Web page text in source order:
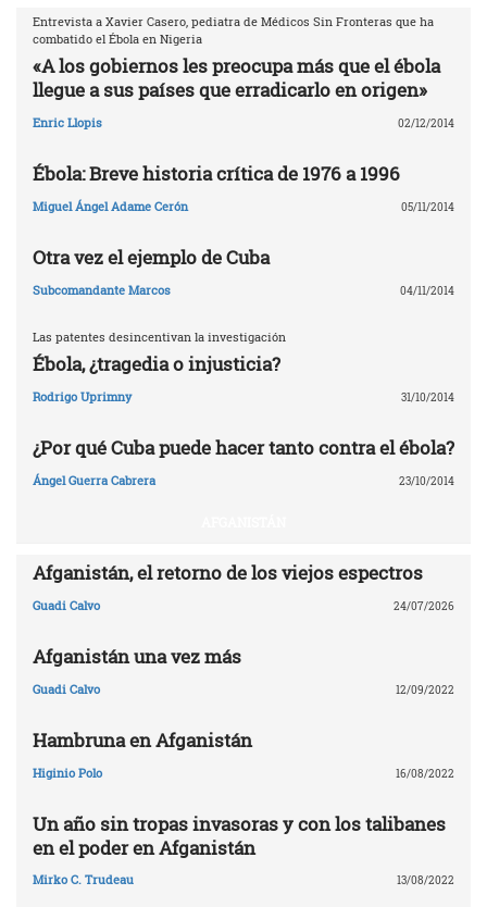
Entrevista a Xavier Casero, pediatra de Médicos Sin Fronteras que ha
combatido el Ébola en Nigeria
«A los gobiernos les preocupa más que el ébola
llegue a sus países que erradicarlo en origen»
Enric Llopis 02/12/2014
Ébola: Breve historia crítica de 1976 a 1996
Miguel Ángel Adame Cerón 05/11/2014
Otra vez el ejemplo de Cuba
Subcomandante Marcos 04/11/2014
Las patentes desincentivan la investigación
Ébola, ¿tragedia o injusticia?
Rodrigo Uprimny 31/10/2014
¿Por qué Cuba puede hacer tanto contra el ébola?
Ángel Guerra Cabrera 23/10/2014
Afganistán, el retorno de los viejos espectros
Guadi Calvo 24/07/2026
Afganistán una vez más
Guadi Calvo 12/09/2022
Hambruna en Afganistán
Higinio Polo 16/08/2022
Un año sin tropas invasoras y con los talibanes
en el poder en Afganistán
Mirko C. Trudeau 13/08/2022